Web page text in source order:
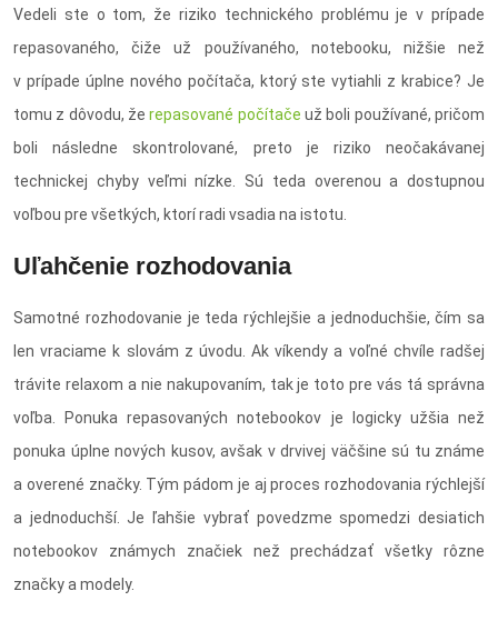
Vedeli ste o tom, že riziko technického problému je v prípade
repasovaného, čiže už používaného, notebooku, nižšie než
v prípade úplne nového počítača, ktorý ste vytiahli z krabice? Je
tomu z dôvodu, žerepasované počítače už boli používané, pričom
boli následne skontrolované, preto je riziko neočakávanej
technickej chyby veľmi nízke. Sú teda overenou a dostupnou
voľbou pre všetkých, ktorí radi vsadia na istotu.
Uľahčenie rozhodovania
Samotné rozhodovanie je teda rýchlejšie a jednoduchšie, čím sa
len vraciame k slovám z úvodu. Ak víkendy a voľné chvíle radšej
trávite relaxom a nie nakupovaním, tak je toto pre vás tá správna
voľba. Ponuka repasovaných notebookov je logicky užšia než
ponuka úplne nových kusov, avšak v drvivej väčšine sú tu známe
a overené značky. Tým pádom je aj proces rozhodovania rýchlejší
a jednoduchší. Je ľahšie vybrať povedzme spomedzi desiatich
notebookov známych značiek než prechádzať všetky rôzne
značky a modely.